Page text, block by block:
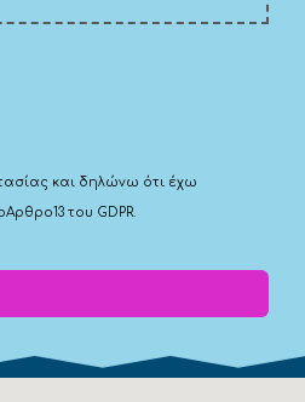
και δηλώνω ότι έχω
Αρθρο13 του GDPR.